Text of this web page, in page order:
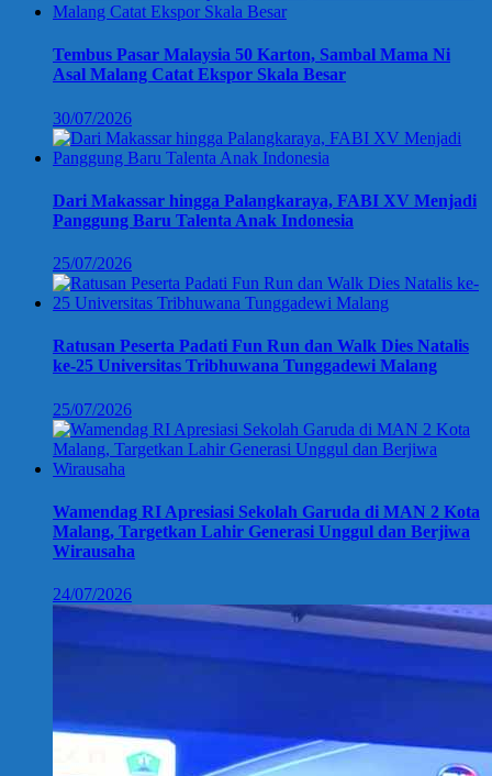
Tembus Pasar Malaysia 50 Karton, Sambal Mama Ni
Asal Malang Catat Ekspor Skala Besar
30/07/2026
Dari Makassar hingga Palangkaraya, FABI XV Menjadi
Panggung Baru Talenta Anak Indonesia
25/07/2026
Ratusan Peserta Padati Fun Run dan Walk Dies Natalis
ke-25 Universitas Tribhuwana Tunggadewi Malang
25/07/2026
Wamendag RI Apresiasi Sekolah Garuda di MAN 2 Kota
Malang, Targetkan Lahir Generasi Unggul dan Berjiwa
Wirausaha
24/07/2026